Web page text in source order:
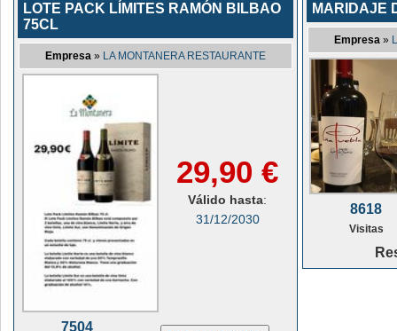
LOTE PACK LÍMITES RAMÓN BILBAO
75CL
Empresa » LA MONTANERA RESTAURANTE
29,90 €
Válido hasta:
31/12/2030
7504
MARIDAJE
Empresa »
8618
Visitas